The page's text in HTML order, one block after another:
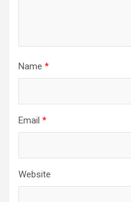
Name *
Email *
Website